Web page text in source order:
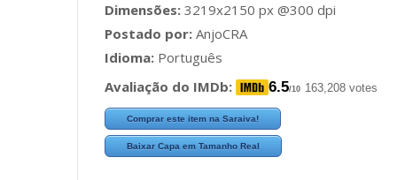
Dimensões: 3219x2150 px @300 dpi
Postado por: AnjoCRA
Idioma: Português
Avaliação do IMDb:
6.5/10 163,208 votes
Comprar este item na Saraiva!
Baixar Capa em Tamanho Real